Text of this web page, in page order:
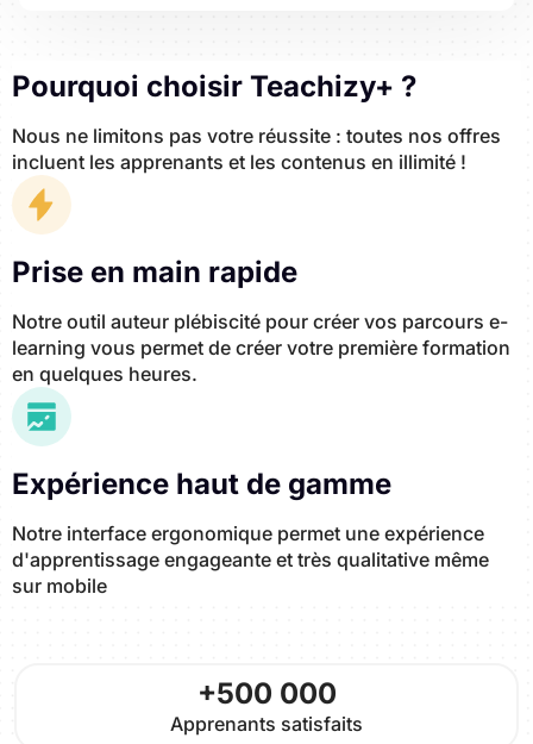
Pourquoi choisir Teachizy+ ?
Nous ne limitons pas votre réussite : toutes nos offres
incluent les apprenants et les contenus en illimité !
Prise en main rapide
Notre outil auteur plébiscité pour créer vos parcours e-
learning vous permet de créer votre première formation
en quelques heures.
Expérience haut de gamme
Notre interface ergonomique permet une expérience
d'apprentissage engageante et très qualitative même
sur mobile
+500 000
Apprenants satisfaits